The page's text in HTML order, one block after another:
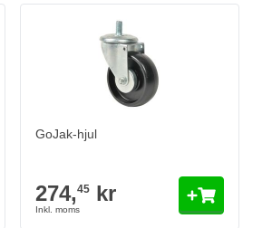
kr
GoJak-hjul
274,45 kr